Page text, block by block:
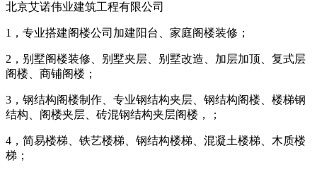
北京艾诺伟业建筑工程有限公司
1，专业搭建阁楼公司加建阳台、家庭阁楼装修；
2，别墅阁楼装修、别墅夹层、别墅改造、加层加顶、复式层
阁楼、商铺阁楼；
3，钢结构阁楼制作、专业钢结构夹层、钢结构阁楼、楼梯钢
结构、阁楼夹层、砖混钢结构夹层阁楼，；
4，简易楼梯、铁艺楼梯、钢结构楼梯、混凝土楼梯、木质楼
梯；